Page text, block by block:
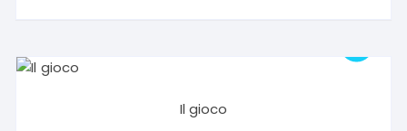
Il gioco